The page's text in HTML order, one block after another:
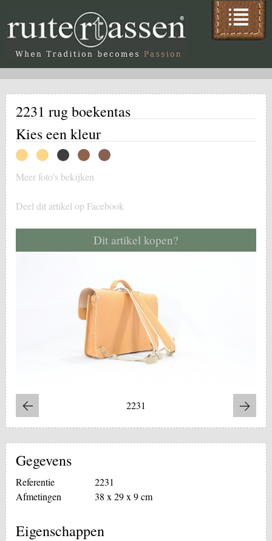
2231 rug boekentas
Kies een kleur
Meer foto's bekijken
Deel dit artikel op Facebook
Dit artikel kopen?
2231
Gegevens
Referentie
2231
Afmetingen
38 x 29 x 9 cm
Eigenschappen